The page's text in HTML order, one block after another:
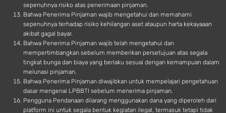
sepenuhnya risiko atas penerimaan pinjaman.
Bahwa Penerima Pinjaman wajib mengetahui dan memahami
sepenuhnya terhadap risiko kehilangan aset ataupun harta kekayaaan
akibat gagal bayar.
Bahwa Penerima Pinjaman wajib telah mengetahui dan
mempertimbangkan sebelum memberikan persetujuan atas segala
tingkat bunga dan biaya yang berlaku sesuai dengan kemampuan dalam
melunasi pinjaman.
Bahwa Penerima Pinjaman diwajibkan untuk mempelajari pengetahuan
dasar mengenai LPBBTI sebelum menerima pinjaman.
Pengguna Pendanaan dilarang menggunakan dana yang diperoleh dari
platform ini untuk segala bentuk kegiatan ilegal, termasuk tetapi tidak